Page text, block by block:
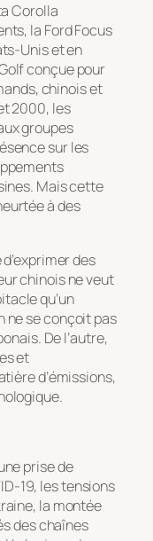
Corolla
la Ford Focus
Unis et en
conçue pour
chinois et
2000, les
groupes
sur les
Mais cette
à des
des
chinois ne veut
qu’un
ne se conçoit pas
De l’autre,
et
d’émissions,
prise de
19, les tensions
la montée
des chaînes